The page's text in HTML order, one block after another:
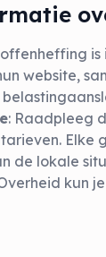
is
website,
: Raadpleeg
Elke
de lokale
kun